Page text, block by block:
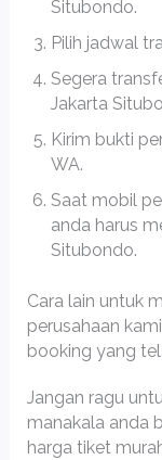
Situbondo.
Pilih jadwal
Segera
Jakarta
Kirim bukti
WA.
Saat mobil
anda harus
Situbondo.
Cara lain untuk
perusahaan
booking yang
Jangan ragu
manakala anda
harga tiket